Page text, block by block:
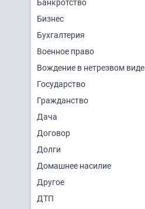
Банкротство
Бизнес
Бухгалтерия
Военное право
Вождение в нетрезвом виде
Государство
Гражданство
Дача
Договор
Долги
Домашнее насилие
Другое
ДТП